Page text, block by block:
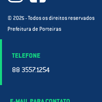
© 2025 - Todos os direitos reservados
Prefeitura de Porteiras
TELEFONE
88 3557.1254